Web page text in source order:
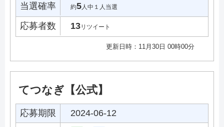
当選確率 約5 人中１人当選
応募者数 13リツイート
更新日時：11月30日 00時00分
てつなぎ【公式】
応募期限 2024-06-12